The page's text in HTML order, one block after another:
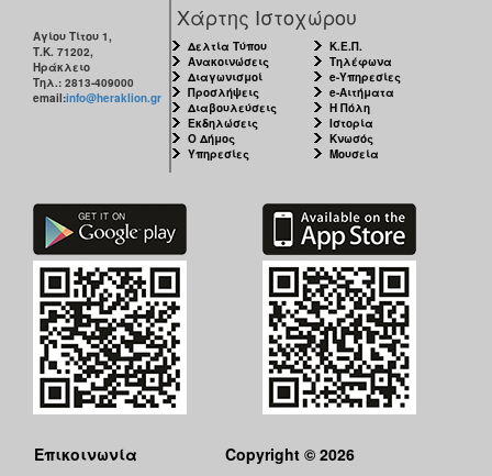
Αγίου Τίτου 1,
Τ.Κ. 71202,
Ηράκλειο
Τηλ.: 2813-409000
email:info@heraklion.gr
Χάρτης Ιστοχώρου
Δελτία Τύπου
Ανακοινώσεις
Διαγωνισμοί
Προσλήψεις
Διαβουλεύσεις
Εκδηλώσεις
Ο Δήμος
Υπηρεσίες
Κ.Ε.Π.
Τηλέφωνα
e-Υπηρεσίες
e-Αιτήματα
Η Πόλη
Ιστορία
Κνωσός
Μουσεία
Επικοινωνία Copyright © 2026